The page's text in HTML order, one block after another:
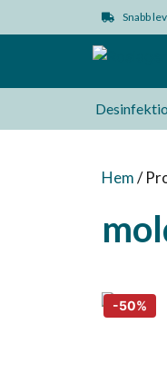
Snabb
Hem/